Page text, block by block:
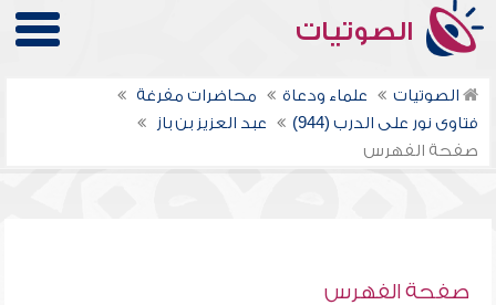
الصوتيات
الصوتيات علماء ودعاة
محاضرات مفرغة
فتاوى نور على الدرب (944)
عبد العزيز بن باز
صفحة الفهرس
صفحة الفهرس